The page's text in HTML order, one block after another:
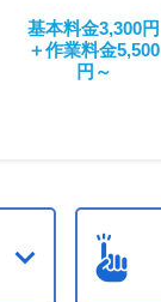
基本料金3,300円
＋作業料金5,500
円～